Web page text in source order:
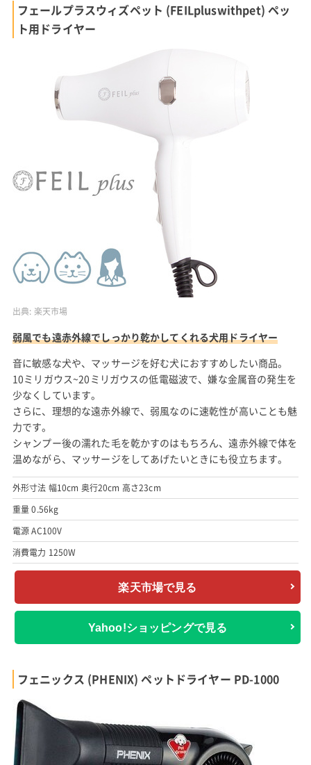
フェールプラスウィズペット (FEILpluswithpet) ペッ
ト用ドライヤー
出典: 楽天市場
弱風でも遠赤外線でしっかり乾かしてくれる犬用ドライヤー
音に敏感な犬や、マッサージを好む犬におすすめしたい商品。
10ミリガウス~20ミリガウスの低電磁波で、嫌な金属音の発生を
少なくしています。
さらに、理想的な遠赤外線で、弱風なのに速乾性が高いことも魅
力です。
シャンプー後の濡れた毛を乾かすのはもちろん、遠赤外線で体を
温めながら、マッサージをしてあげたいときにも役立ちます。
外形寸法 幅10cm 奥行20cm 高さ23cm
重量 0.56kg
電源 AC100V
消費電力 1250W
楽天市場で見る
Yahoo!ショッピングで見る
フェニックス (PHENIX) ペットドライヤー PD-1000